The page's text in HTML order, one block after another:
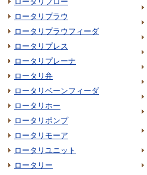
ロータリプラウ
ロータリプラウフィーダ
ロータリプレス
ロータリプレーナ
ロータリ弁
ロータリベーンフィーダ
ロータリホー
ロータリポンプ
ロータリモーア
ロータリユニット
ロータリー